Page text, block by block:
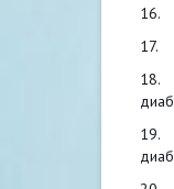
16.
17.
18.
19.